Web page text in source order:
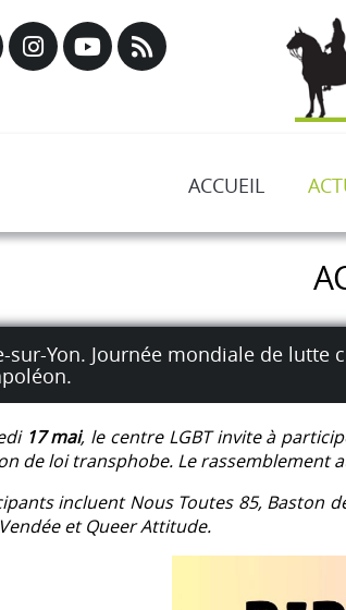
ACCUEIL
sur-Yon. Journée mondiale de
17 mai, le centre LGBT invite à
de loi transphobe. Le rassemblement
incluent Nous Toutes 85, Baston
et Queer Attitude.